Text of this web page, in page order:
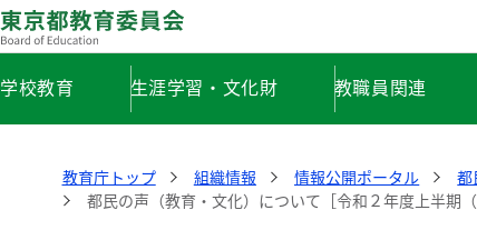
学校教育 生涯学習・文化財 教職員関連
教育庁トップ 組織情報 情報公開ポータル 都
都民の声（教育・文化）について［令和２年度上半期（